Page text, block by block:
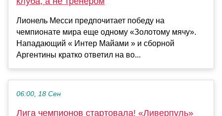
Лионель Месси предпочитает победу на
чемпионате мира еще одному «Золотому мячу».
Нападающий « Интер Майами » и сборной
Аргентины кратко ответил на во...
06:00, 18 Сен
Лига чемпионов стартовала! «Ливерпуль»